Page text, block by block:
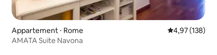
Appartement ⋅ Rome Évaluation
4,97 (138)
AMATA Suite Navona